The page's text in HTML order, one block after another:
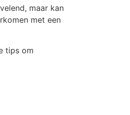
maar kan
met een
tips om